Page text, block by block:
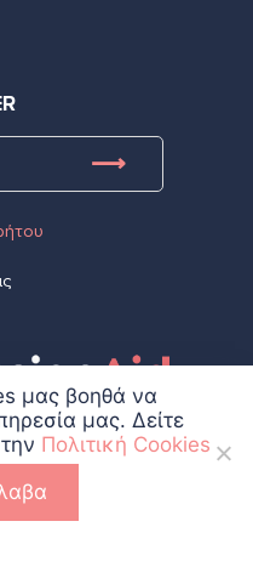
Απορρήτου
μας βοηθά να
μας. Δείτε
Πολιτική Cookies